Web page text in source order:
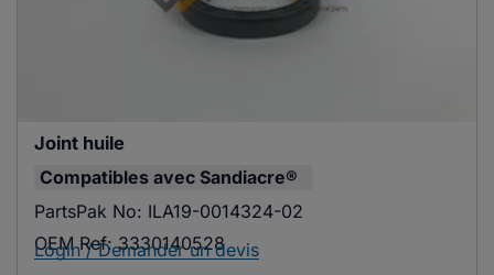
Joint huile
Compatibles avec Sandiacre®
PartsPak No: ILA19-0014324-02
OEM Ref: 3330140528
Login / Demander un devis